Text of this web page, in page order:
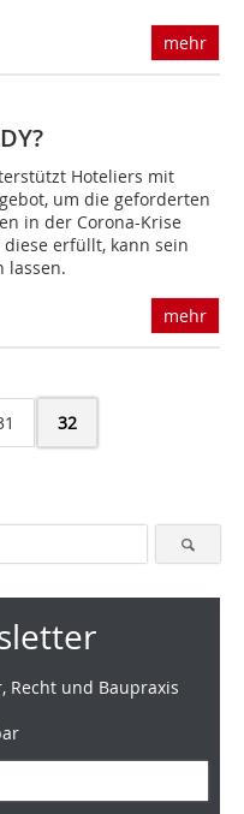
mehr
Hoteliers mit
um die geforderten
in der Corona-Krise
erfüllt, kann sein
lassen.
mehr
32
Recht und Baupraxis